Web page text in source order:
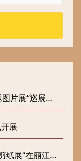
展”巡展预告
展
江市博物院开展